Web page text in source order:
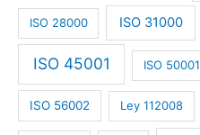
ISO 28000 ISO 31000
ISO 45001 ISO 50001
ISO 56002 Ley 112008